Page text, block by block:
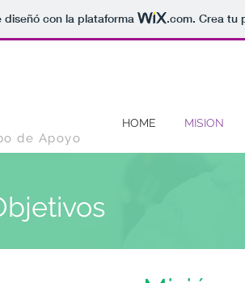
diseñó con la plataforma .com. Crea tu
de Apoyo
HOME MISION